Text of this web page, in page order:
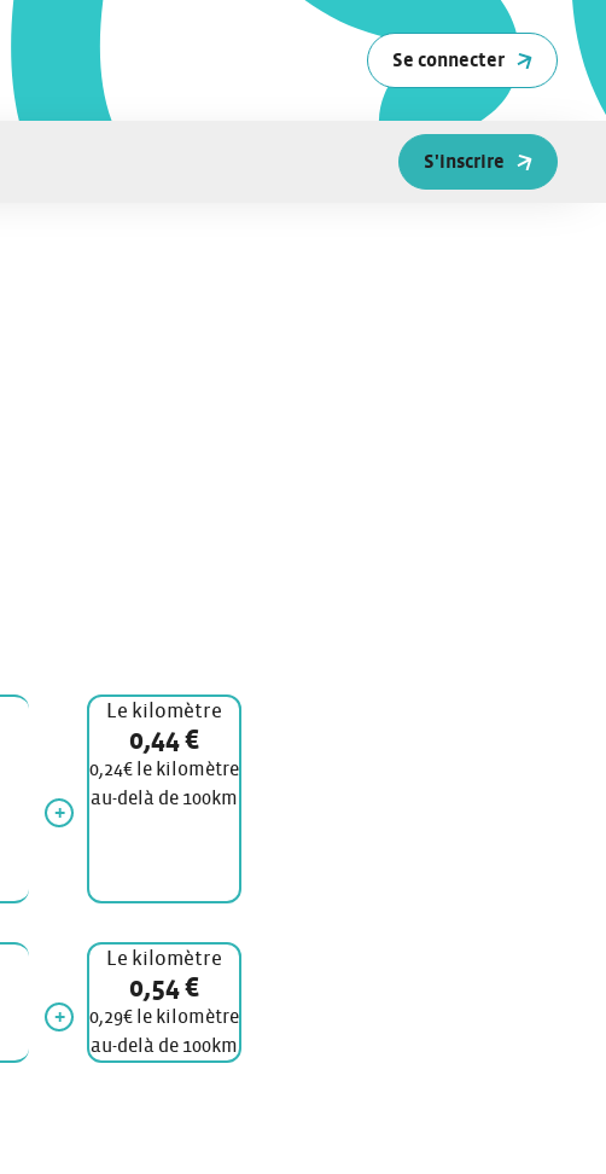
Se connecter
S'inscrire
Le kilomètre
0,44 €
0,24€ le kilomètre
au-delà de 100km
Le kilomètre
0,54 €
0,29€ le kilomètre
au-delà de 100km